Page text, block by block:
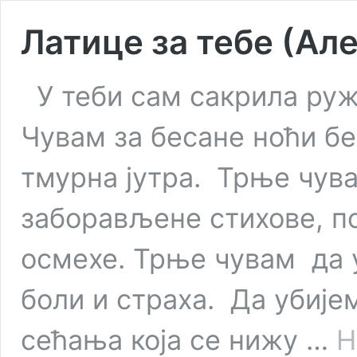
Латице за тебе
У теби сам сакрила
Чувам за бесане ноћи
тмурна јутра. Трње
заборављене стихове,
осмехе. Трње чувам да
боли и страха. Да
сећања која се нижу …